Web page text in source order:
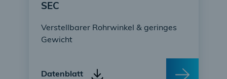
SEC
Verstellbarer Rohrwinkel & geringes
Gewicht
Datenblatt